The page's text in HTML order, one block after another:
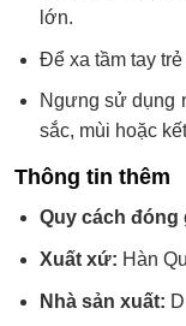
lớn.
Để xa tầm tay trẻ
Ngưng sử dụng
sắc, mùi hoặc
Thông tin thêm
Quy cách đóng
Xuất xứ: Hàn
Nhà sản xuất: